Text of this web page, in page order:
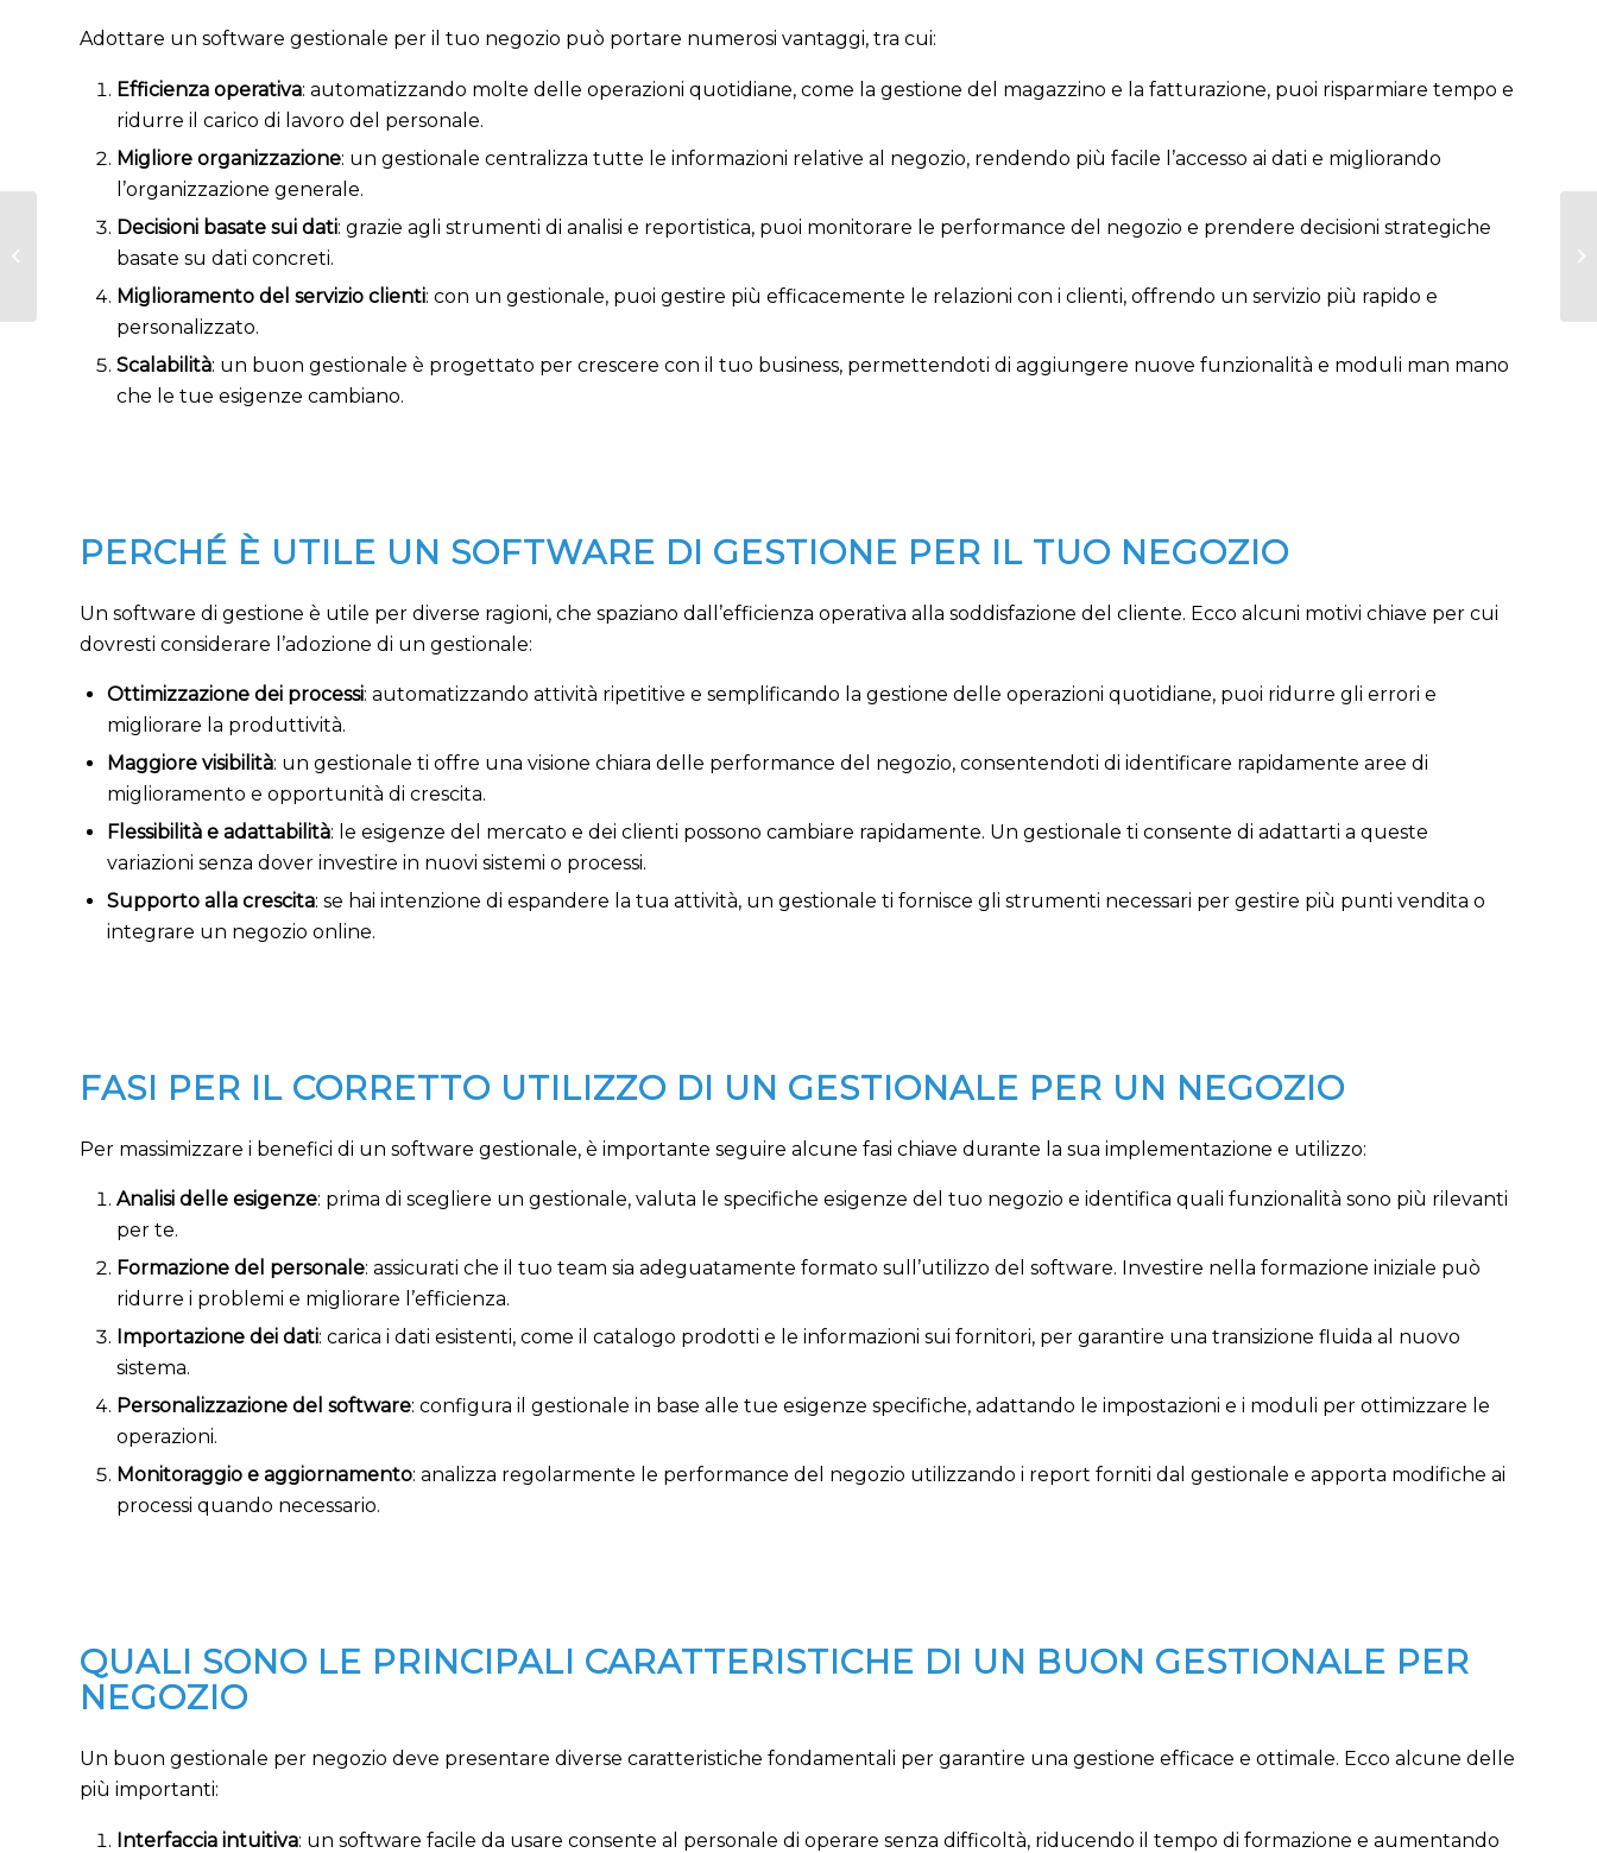
Adottare un software gestionale per il tuo negozio può portare numerosi vantaggi, tra cui:
Efficienza operativa: automatizzando molte delle operazioni quotidiane, come la gestione del magazzino e la fatturazione, puoi risparmiare tempo e
ridurre il carico di lavoro del personale.
Migliore organizzazione: un gestionale centralizza tutte le informazioni relative al negozio, rendendo più facile l’accesso ai dati e migliorando
l’organizzazione generale.
Decisioni basate sui dati: grazie agli strumenti di analisi e reportistica, puoi monitorare le performance del negozio e prendere decisioni strategiche
basate su dati concreti.
Miglioramento del servizio clienti: con un gestionale, puoi gestire più efficacemente le relazioni con i clienti, offrendo un servizio più rapido e
personalizzato.
Scalabilità: un buon gestionale è progettato per crescere con il tuo business, permettendoti di aggiungere nuove funzionalità e moduli man mano
che le tue esigenze cambiano.
PERCHÉ È UTILE UN SOFTWARE DI GESTIONE PER IL TUO NEGOZIO
Un software di gestione è utile per diverse ragioni, che spaziano dall’efficienza operativa alla soddisfazione del cliente. Ecco alcuni motivi chiave per cui
dovresti considerare l’adozione di un gestionale:
Ottimizzazione dei processi: automatizzando attività ripetitive e semplificando la gestione delle operazioni quotidiane, puoi ridurre gli errori e
migliorare la produttività.
Maggiore visibilità: un gestionale ti offre una visione chiara delle performance del negozio, consentendoti di identificare rapidamente aree di
miglioramento e opportunità di crescita.
Flessibilità e adattabilità: le esigenze del mercato e dei clienti possono cambiare rapidamente. Un gestionale ti consente di adattarti a queste
variazioni senza dover investire in nuovi sistemi o processi.
Supporto alla crescita: se hai intenzione di espandere la tua attività, un gestionale ti fornisce gli strumenti necessari per gestire più punti vendita o
integrare un negozio online.
FASI PER IL CORRETTO UTILIZZO DI UN GESTIONALE PER UN NEGOZIO
Per massimizzare i benefici di un software gestionale, è importante seguire alcune fasi chiave durante la sua implementazione e utilizzo:
Analisi delle esigenze: prima di scegliere un gestionale, valuta le specifiche esigenze del tuo negozio e identifica quali funzionalità sono più rilevanti
per te.
Formazione del personale: assicurati che il tuo team sia adeguatamente formato sull’utilizzo del software. Investire nella formazione iniziale può
ridurre i problemi e migliorare l’efficienza.
Importazione dei dati: carica i dati esistenti, come il catalogo prodotti e le informazioni sui fornitori, per garantire una transizione fluida al nuovo
sistema.
Personalizzazione del software: configura il gestionale in base alle tue esigenze specifiche, adattando le impostazioni e i moduli per ottimizzare le
operazioni.
Monitoraggio e aggiornamento: analizza regolarmente le performance del negozio utilizzando i report forniti dal gestionale e apporta modifiche ai
processi quando necessario.
QUALI SONO LE PRINCIPALI CARATTERISTICHE DI UN BUON GESTIONALE PER
NEGOZIO
Un buon gestionale per negozio deve presentare diverse caratteristiche fondamentali per garantire una gestione efficace e ottimale. Ecco alcune delle
più importanti:
Interfaccia intuitiva: un software facile da usare consente al personale di operare senza difficoltà, riducendo il tempo di formazione e aumentando
carrozzeria